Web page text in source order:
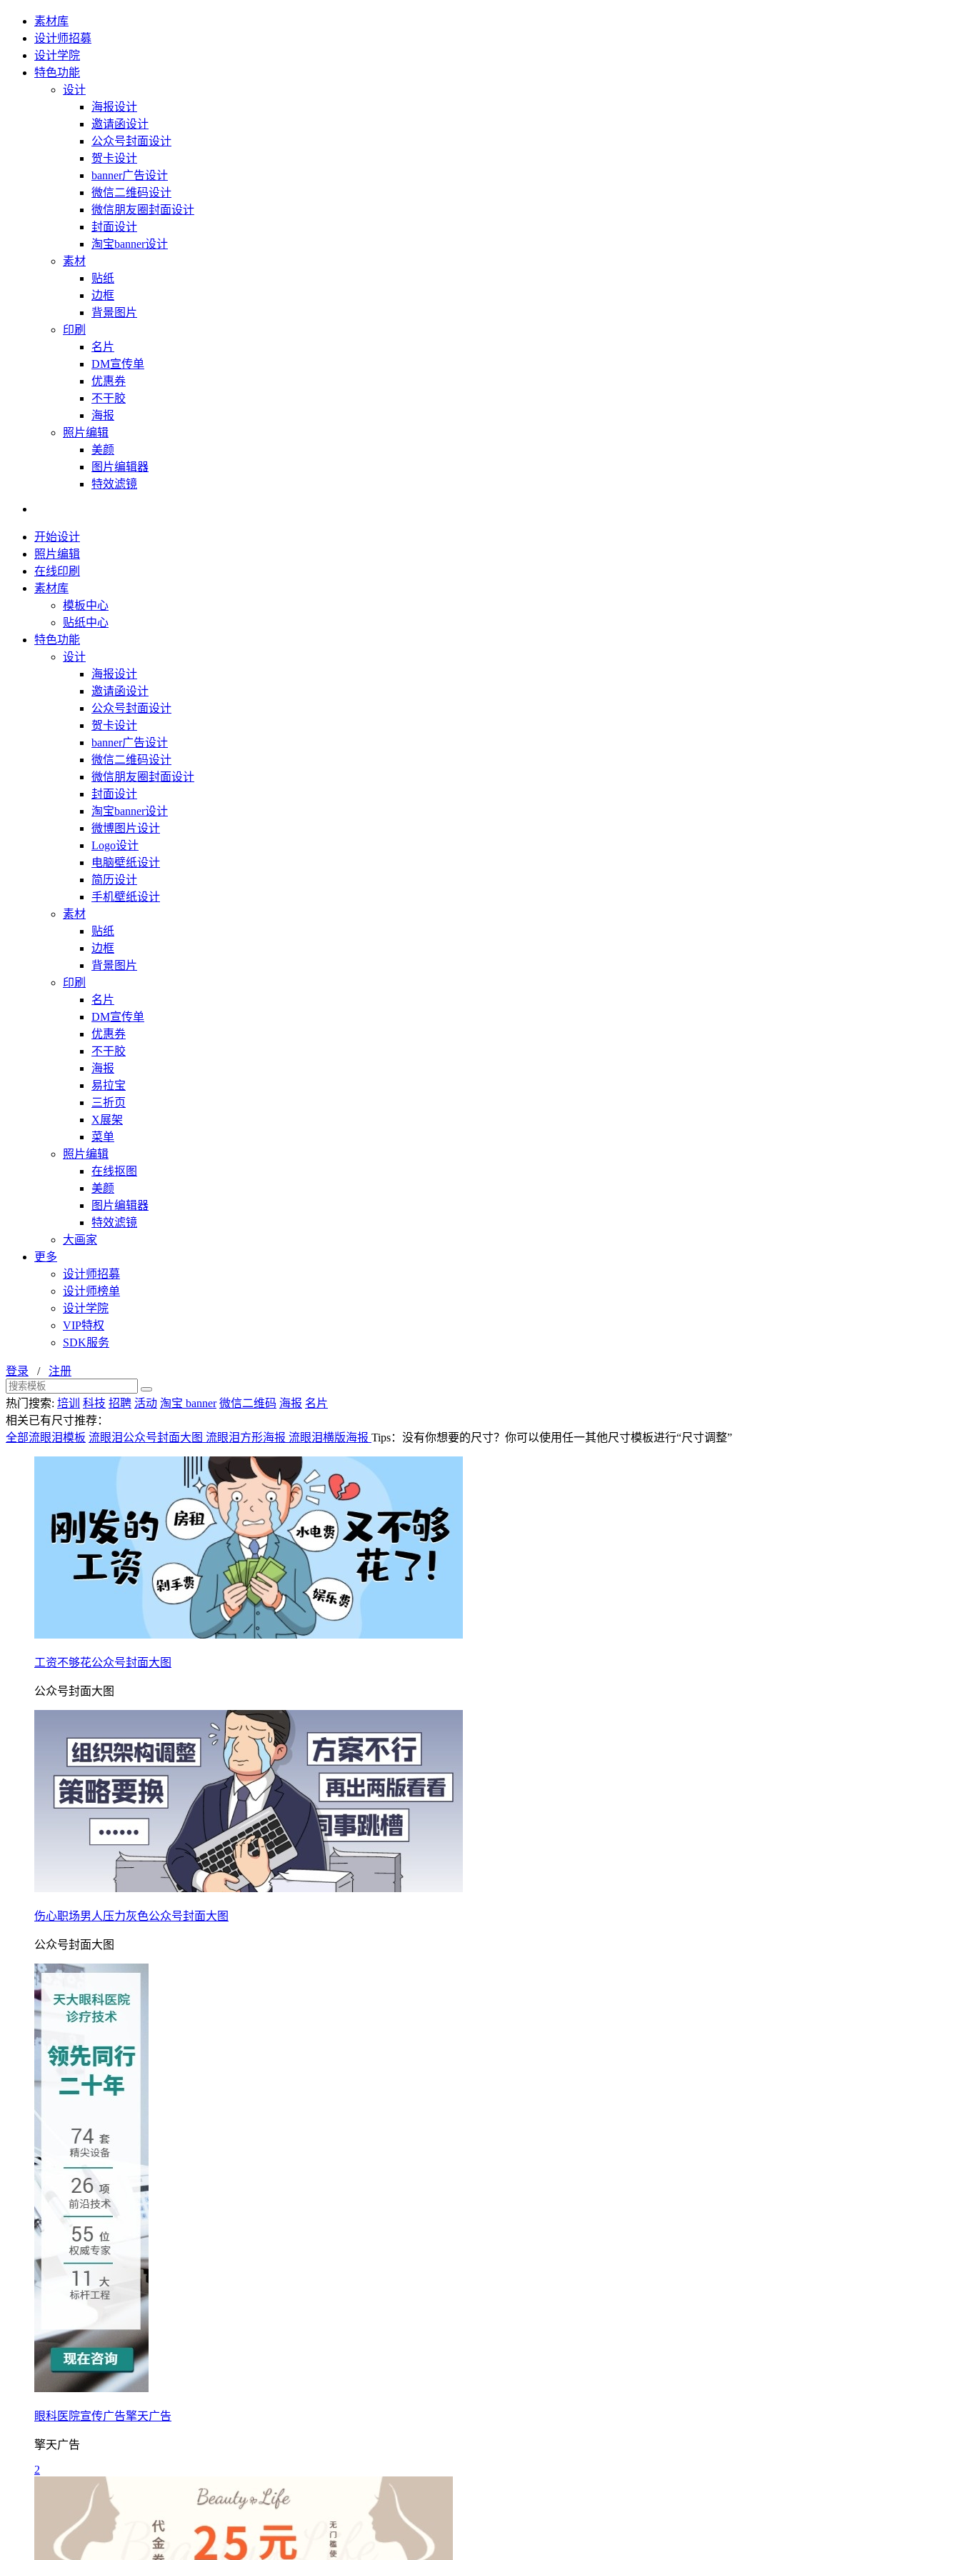
素材库
设计师招募
设计学院
特色功能
设计
海报设计
邀请函设计
公众号封面设计
贺卡设计
banner广告设计
微信二维码设计
微信朋友圈封面设计
封面设计
淘宝banner设计
素材
贴纸
边框
背景图片
印刷
名片
DM宣传单
优惠券
不干胶
海报
照片编辑
美颜
图片编辑器
特效滤镜
开始设计
照片编辑
在线印刷
素材库
模板中心
贴纸中心
特色功能
设计
海报设计
邀请函设计
公众号封面设计
贺卡设计
banner广告设计
微信二维码设计
微信朋友圈封面设计
封面设计
淘宝banner设计
微博图片设计
Logo设计
电脑壁纸设计
简历设计
手机壁纸设计
素材
贴纸
边框
背景图片
印刷
名片
DM宣传单
优惠券
不干胶
海报
易拉宝
三折页
X展架
菜单
照片编辑
在线抠图
美颜
图片编辑器
特效滤镜
大画家
更多
设计师招募
设计师榜单
设计学院
VIP特权
SDK服务
登录 / 注册
热门搜索: 培训 科技 招聘 活动 淘宝 banner 微信二维码 海报 名片
相关已有尺寸推荐：
全部流眼泪模板 流眼泪公众号封面大图 流眼泪方形海报 流眼泪横版海报 Tips：没有你想要的尺寸？你可以使用任一其他尺寸模板进行“尺寸调整”
工资不够花公众号封面大图
公众号封面大图
伤心职场男人压力灰色公众号封面大图
公众号封面大图
眼科医院宣传广告擎天广告
擎天广告
2